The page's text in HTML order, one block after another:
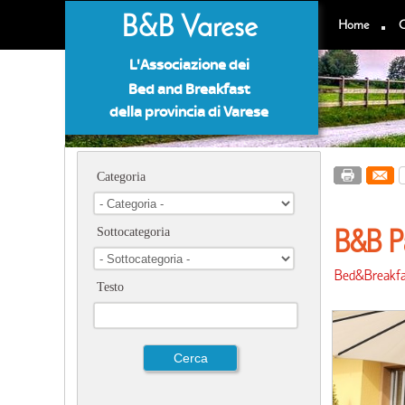
Categoria
Sottocategoria
Testo
Home
B&B Varese
L'Associazione dei
Bed and Breakfast
della provincia di Varese
B&B